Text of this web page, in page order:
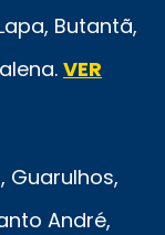
Butantã,
VER
Guarulhos,
André,